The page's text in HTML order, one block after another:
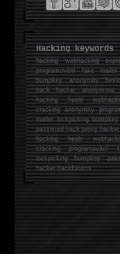
Hacking keywords
hackingwebhacking
programování fake mailer
bumpkey anonymity
hackhacker anonymous
hackingheslo
cracking anonymity
mailer lockpicking
password hack proxy
hacking heslo
cracking programování
lockpicking bumpkey
hackerhackforums